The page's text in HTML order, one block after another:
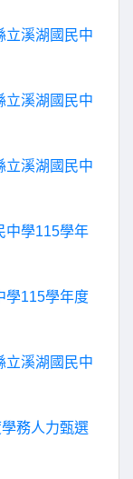
立溪湖國民中
立溪湖國民中
立溪湖國民中
中學115學年
學115學年度
立溪湖國民中
務人力甄選